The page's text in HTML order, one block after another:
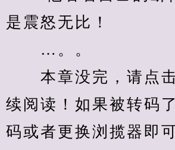
是震怒无比！
…。。
本章没完，请点
续阅读！如果被转码
码或者更换浏揽器即可